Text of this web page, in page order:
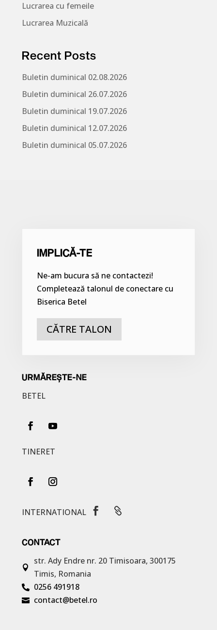
Lucrarea cu femeile
Lucrarea Muzicală
Recent Posts
Buletin duminical 02.08.2026
Buletin duminical 26.07.2026
Buletin duminical 19.07.2026
Buletin duminical 12.07.2026
Buletin duminical 05.07.2026
IMPLICĂ-TE
Ne-am bucura să ne contactezi!
Completează talonul de conectare cu
Biserica Betel
CĂTRE TALON
URMĂREȘTE-NE
BETEL
TINERET
INTERNATIONAL  
CONTACT

str. Ady Endre nr. 20 Timisoara, 300175
Timis, Romania
 0256 491918
 contact@betel.ro